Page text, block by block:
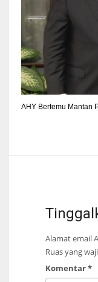
AHY Bertemu Mantan
Alamat email
Ruas yang
Komentar*